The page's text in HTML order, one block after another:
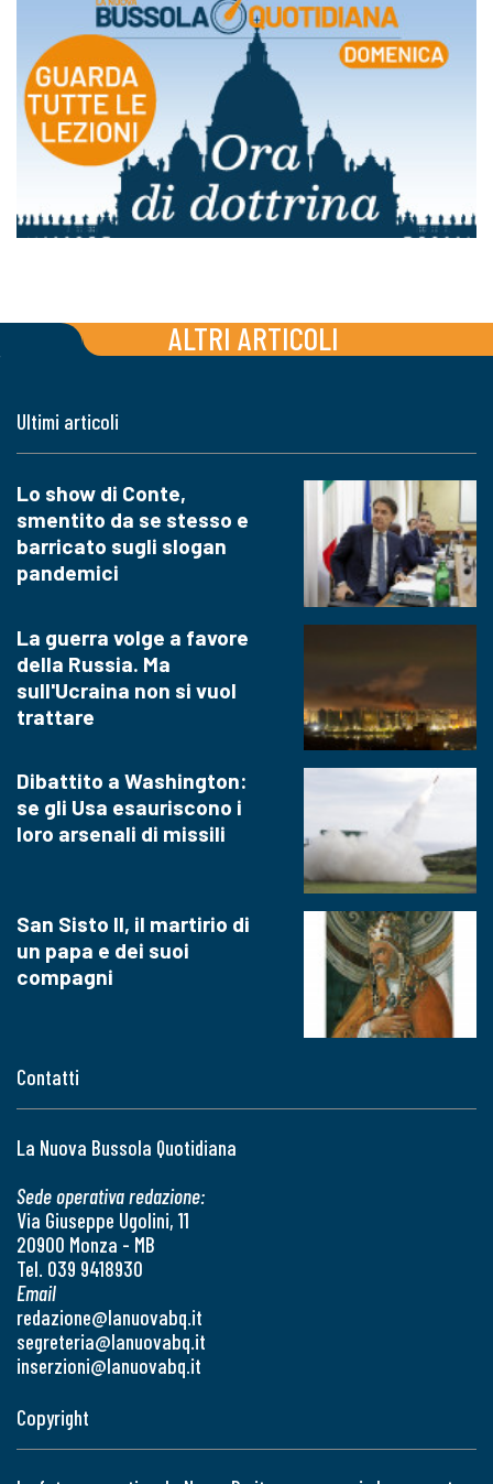
ALTRI ARTICOLI
Contatti
La Nuova Bussola Quotidiana
Sede operativa redazione:
Via Giuseppe Ugolini, 11
20900 Monza - MB
Tel. 039 9418930
Email
redazione@lanuovabq.it
segreteria@lanuovabq.it
inserzioni@lanuovabq.it
Ultimi articoli
Lo show di Conte,
smentito da se stesso e
barricato sugli slogan
pandemici
La guerra volge a favore
della Russia. Ma
sull'Ucraina non si vuol
trattare
Dibattito a Washington:
se gli Usa esauriscono i
loro arsenali di missili
San Sisto II, il martirio di
un papa e dei suoi
compagni
Copyright